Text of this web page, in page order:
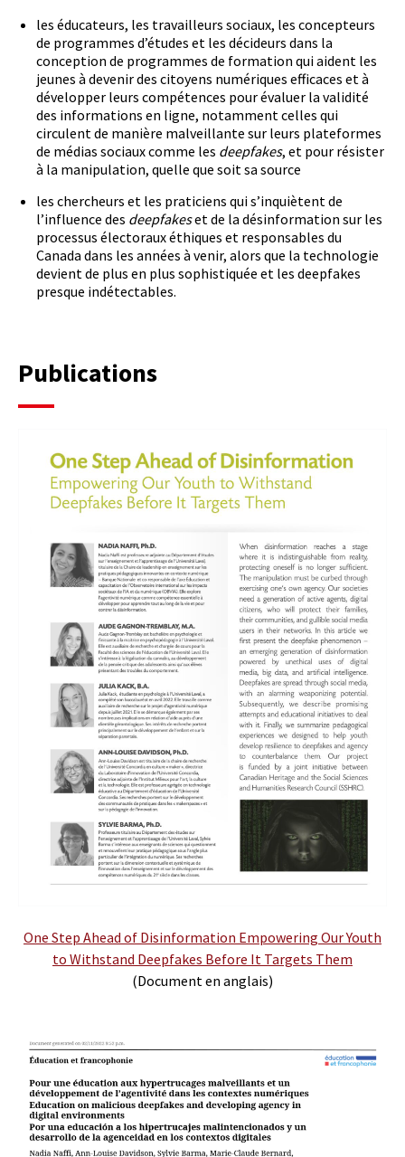
les éducateurs, les travailleurs sociaux, les concepteurs
de programmes d’études et les décideurs dans la
conception de programmes de formation qui aident les
jeunes à devenir des citoyens numériques efficaces et à
développer leurs compétences pour évaluer la validité
des informations en ligne, notamment celles qui
circulent de manière malveillante sur leurs plateformes
de médias sociaux comme les deepfakes, et pour résister
à la manipulation, quelle que soit sa source
les chercheurs et les praticiens qui s’inquiètent de
l’influence des deepfakeset de la désinformation sur les
processus électoraux éthiques et responsables du
Canada dans les années à venir, alors que la technologie
devient de plus en plus sophistiquée et les deepfakes
presque indétectables.
Publications
One Step Ahead of Disinformation Empowering Our Youth
to Withstand Deepfakes Before It Targets Them
(Document en anglais)